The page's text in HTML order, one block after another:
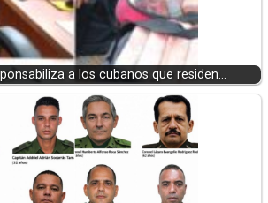
a los cubanos que residen…